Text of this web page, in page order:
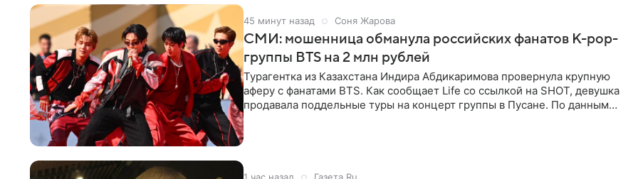
45 минут назад Соня Жарова
СМИ: мошенница обманула российских фанатов K-pop-
группы BTS на 2 млн рублей
Турагентка из Казахстана Индира Абдикаримова провернула крупную
аферу с фанатами BTS. Как сообщает Life со ссылкой на SHOT, девушка
продавала поддельные туры на концерт группы в Пусане. По данным